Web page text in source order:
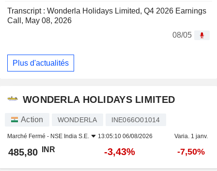
Transcript : Wonderla Holidays Limited, Q4 2026 Earnings
Call, May 08, 2026
08/05
Plus d'actualités
WONDERLA HOLIDAYS LIMITED
Action WONDERLA INE066O01014
Marché Fermé - NSE India S.E. 13:05:10 06/08/2026 Varia. 1 janv.
485,80 INR -3,43% -7,50%